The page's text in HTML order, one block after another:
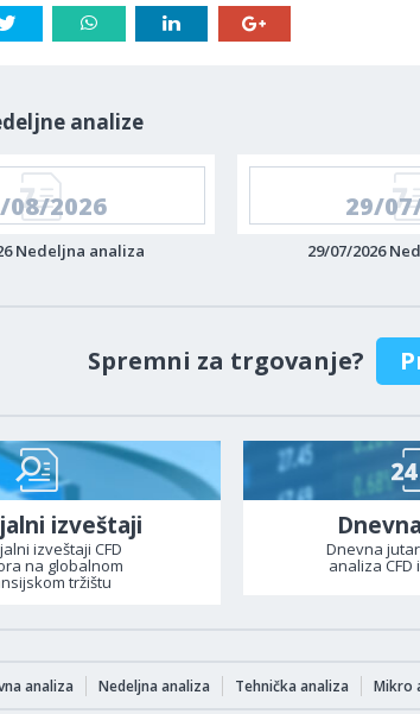
analize
08/2026
Nedeljna analiza
29/
29/07/2026
Spremni za trgovanje?
izveštaji
izveštaji CFD
na globalnom
tržištu
Dnevna
analiza
analiza Nedeljna analiza Tehnička analiza Mikro